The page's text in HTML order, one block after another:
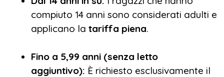
compiuto 14 anni sono considerati adulti e
applicano la tariffa piena.
Fino a 5,99 anni (senza letto
aggiuntivo): È richiesto esclusivamente il